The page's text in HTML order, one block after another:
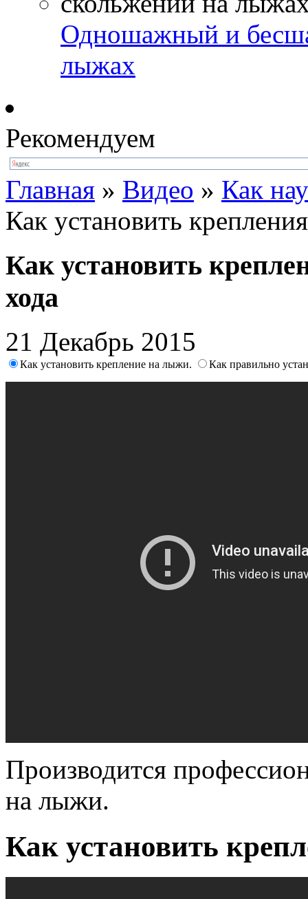
Одношажный и
лыжах
Рекомендуем
Главная » Видео » Как
Как установить
Как установить
хода
21 Декабрь 2015
Как установить крепление на лыжи. Как правильно
Производится
на лыжи.
Как установить